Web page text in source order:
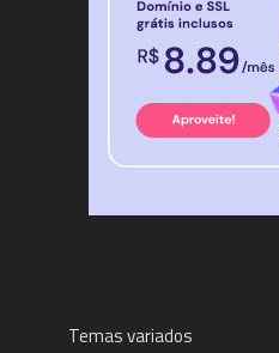
Temas variados